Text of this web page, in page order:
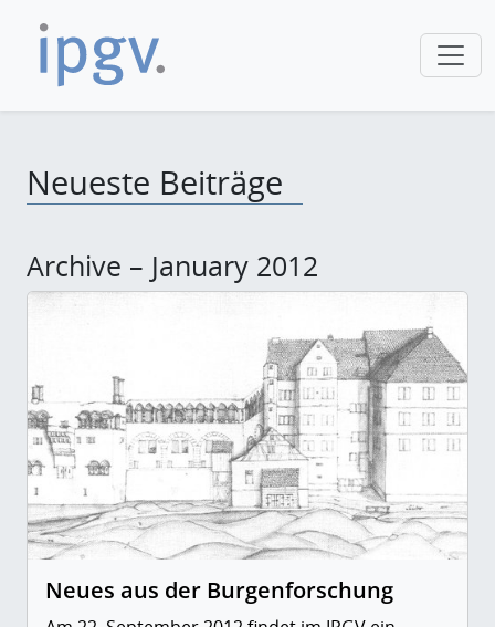
Neueste Beiträge
Archive – January 2012
Neues aus der Burgenforschung